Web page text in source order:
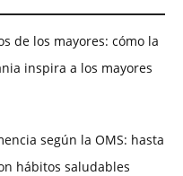
de los mayores: cómo la
inspira a los mayores
según la OMS: hasta
hábitos saludables